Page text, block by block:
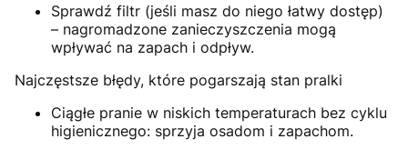
Sprawdź filtr (jeśli masz do niego łatwy dostęp)
– nagromadzone zanieczyszczenia mogą
wpływać na zapach i odpływ.
Najczęstsze błędy, które pogarszają stan pralki
Ciągłe pranie w niskich temperaturach bez cyklu
higienicznego: sprzyja osadom i zapachom.